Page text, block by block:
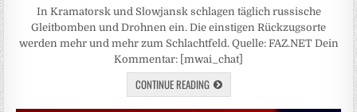
In Kramatorsk und Slowjansk schlagen täglich russische
Gleitbomben und Drohnen ein. Die einstigen Rückzugsorte
werden mehr und mehr zum Schlachtfeld. Quelle: FAZ.NET Dein
Kommentar: [mwai_chat]
CONTINUE READING